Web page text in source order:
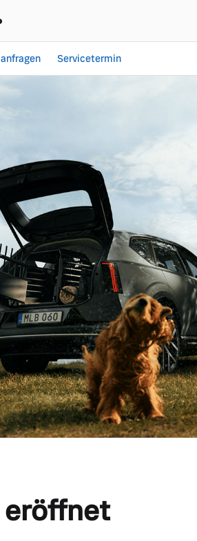
Servicetermin
eröffnet